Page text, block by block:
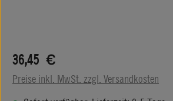
Regulärer Preis:
36,45 €
Preise inkl. MwSt. zzgl. Versandkosten